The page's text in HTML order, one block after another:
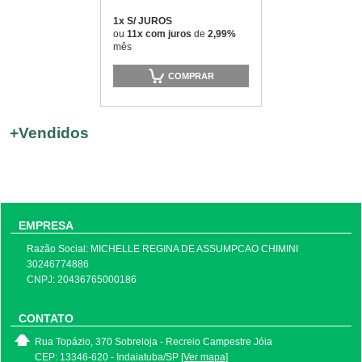
1x S/ JUROS
ou 11x com juros de 2,99%
mês
COMPRAR
+Vendidos
EMPRESA
Razão Social: MICHELLE REGINA DE ASSUMPCAO CHIMINI
30246774886
CNPJ: 20436765000186
CONTATO
Rua Topázio, 370 Sobreloja - Recreio Campestre Jóia
CEP: 13346-620 - Indaiatuba/SP [Ver mapa]